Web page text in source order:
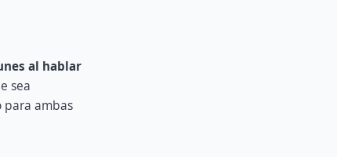
al hablar
sea
para ambas